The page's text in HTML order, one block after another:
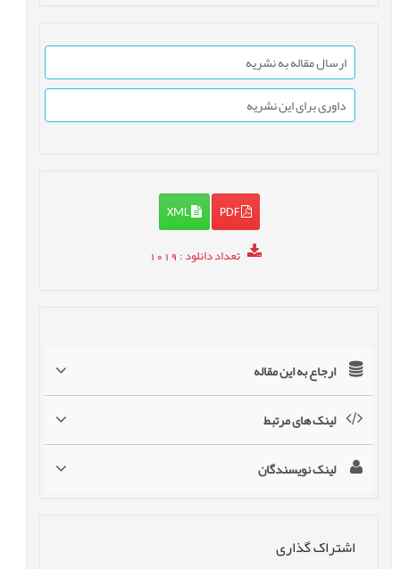
ارسال مقاله به نشریه
داوری برای این نشریه
PDF
XML
تعداد دانلود: 1019
ارجاع به این مقاله
لینک های مرتبط
لینک نویسندگان
اشتراک گذاری